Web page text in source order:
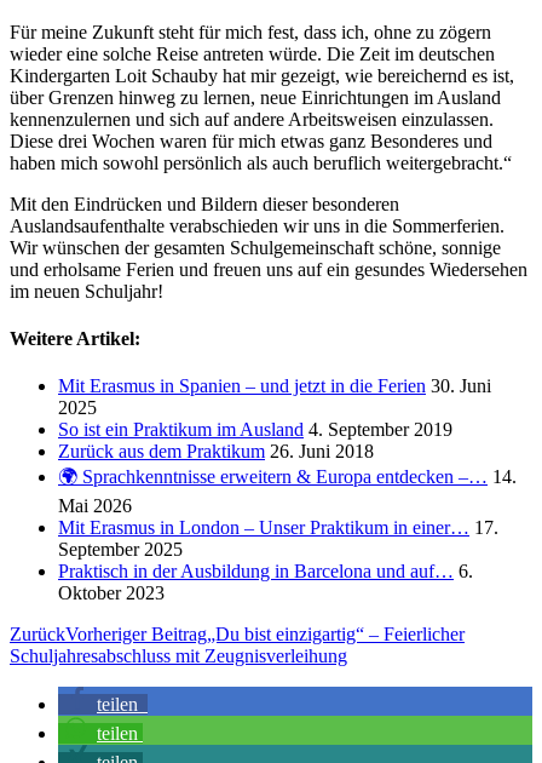
Für meine Zukunft steht für mich fest, dass ich, ohne zu zögern
wieder eine solche Reise antreten würde. Die Zeit im deutschen
Kindergarten Loit Schauby hat mir gezeigt, wie bereichernd es ist,
über Grenzen hinweg zu lernen, neue Einrichtungen im Ausland
kennenzulernen und sich auf andere Arbeitsweisen einzulassen.
Diese drei Wochen waren für mich etwas ganz Besonderes und
haben mich sowohl persönlich als auch beruflich weitergebracht.“
Mit den Eindrücken und Bildern dieser besonderen
Auslandsaufenthalte verabschieden wir uns in die Sommerferien.
Wir wünschen der gesamten Schulgemeinschaft schöne, sonnige
und erholsame Ferien und freuen uns auf ein gesundes Wiedersehen
im neuen Schuljahr!
Weitere Artikel:
Mit Erasmus in Spanien – und jetzt in die Ferien 30. Juni
2025
So ist ein Praktikum im Ausland 4. September 2019
Zurück aus dem Praktikum 26. Juni 2018
🌍 Sprachkenntnisse erweitern & Europa entdecken –… 14.
Mai 2026
Mit Erasmus in London – Unser Praktikum in einer… 17.
September 2025
Praktisch in der Ausbildung in Barcelona und auf… 6.
Oktober 2023
ZurückVorheriger Beitrag„Du bist einzigartig“ – Feierlicher
Schuljahresabschluss mit Zeugnisverleihung
teilen
teilen